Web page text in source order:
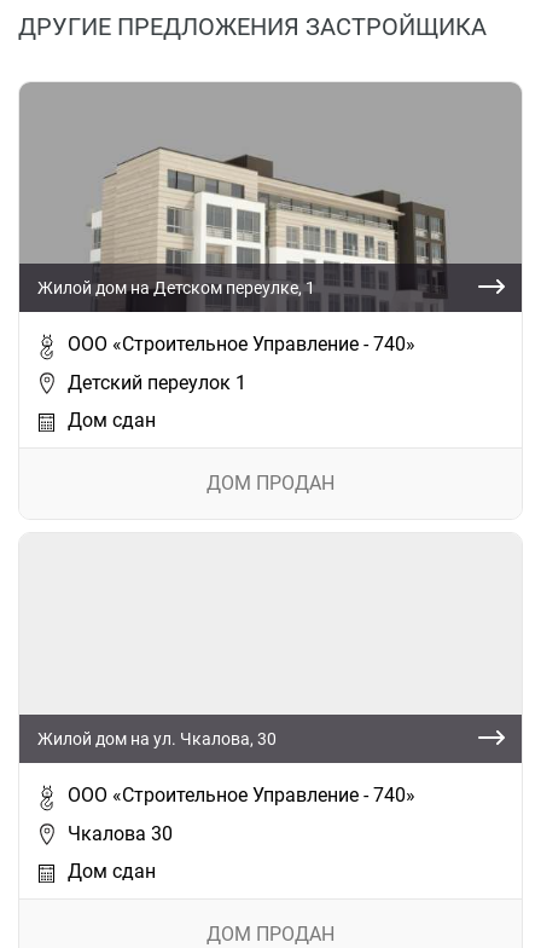
ДРУГИЕ ПРЕДЛОЖЕНИЯ ЗАСТРОЙЩИКА
Жилой дом на Детском переулке, 1
ООО «Строительное Управление - 740»
Детский переулок 1
Дом сдан
ДОМ ПРОДАН
Жилой дом на ул. Чкалова, 30
ООО «Строительное Управление - 740»
Чкалова 30
Дом сдан
ДОМ ПРОДАН